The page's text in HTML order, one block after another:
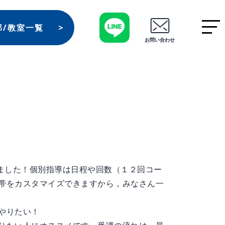
/教室一覧
お問い合わせ
た！個別指導は日程や回数（１２回コー
をカスタマイズできますから，みなさん一
りたい！